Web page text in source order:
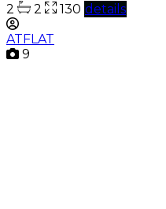
2 2 130 details
ATFLAT
9